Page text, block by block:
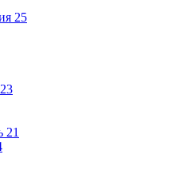
25
23
21